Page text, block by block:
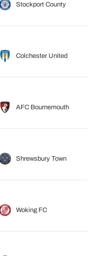
Stockport County
Colchester United
AFC Bournemouth
Shrewsbury Town
Woking FC